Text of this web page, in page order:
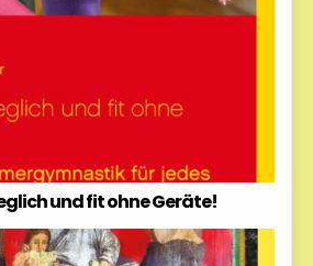
und fit ohne Geräte!